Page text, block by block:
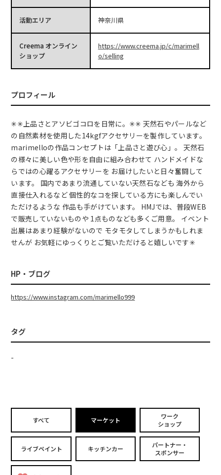
活動エリア 神奈川県
Creema オンライン
ショップ
https://www.creema.jp/c/marimell
o/selling
プロフィール
✳︎✳︎上品さとアソビゴコロを日常に。✳︎✳︎ 天然石やパールなど
の自然素材を使用した14kgfアクセサリーを製作しています。
marimelloの作品コンセプトは「上品さと遊び心」。 天然石
の様々に美しい色や形を自由に組み合わせて ハンドメイドな
らではの心躍るアクセサリーを お届けしたいと日々奮闘して
います。 国内であまり流通していない天然石なども 海外から
直接仕入れるなど 個性的なコを探している方にも楽しんでい
ただけるような 作品も手がけています。 HMJでは、普段WEB
で販売していないものや 1点ものなども多くご用意。 イベント
出展はあまり経験がないので モタモタしてしまうかもしれま
せんが お気軽にゆっくりとご覧いただけると嬉しいです✳︎
HP・ブログ
https://www.instagram.com/marimello999
タグ
-
すべて マーケット
ワーク
ショップ
ライブペイント キッチンカー
パートナー・
スポンサー